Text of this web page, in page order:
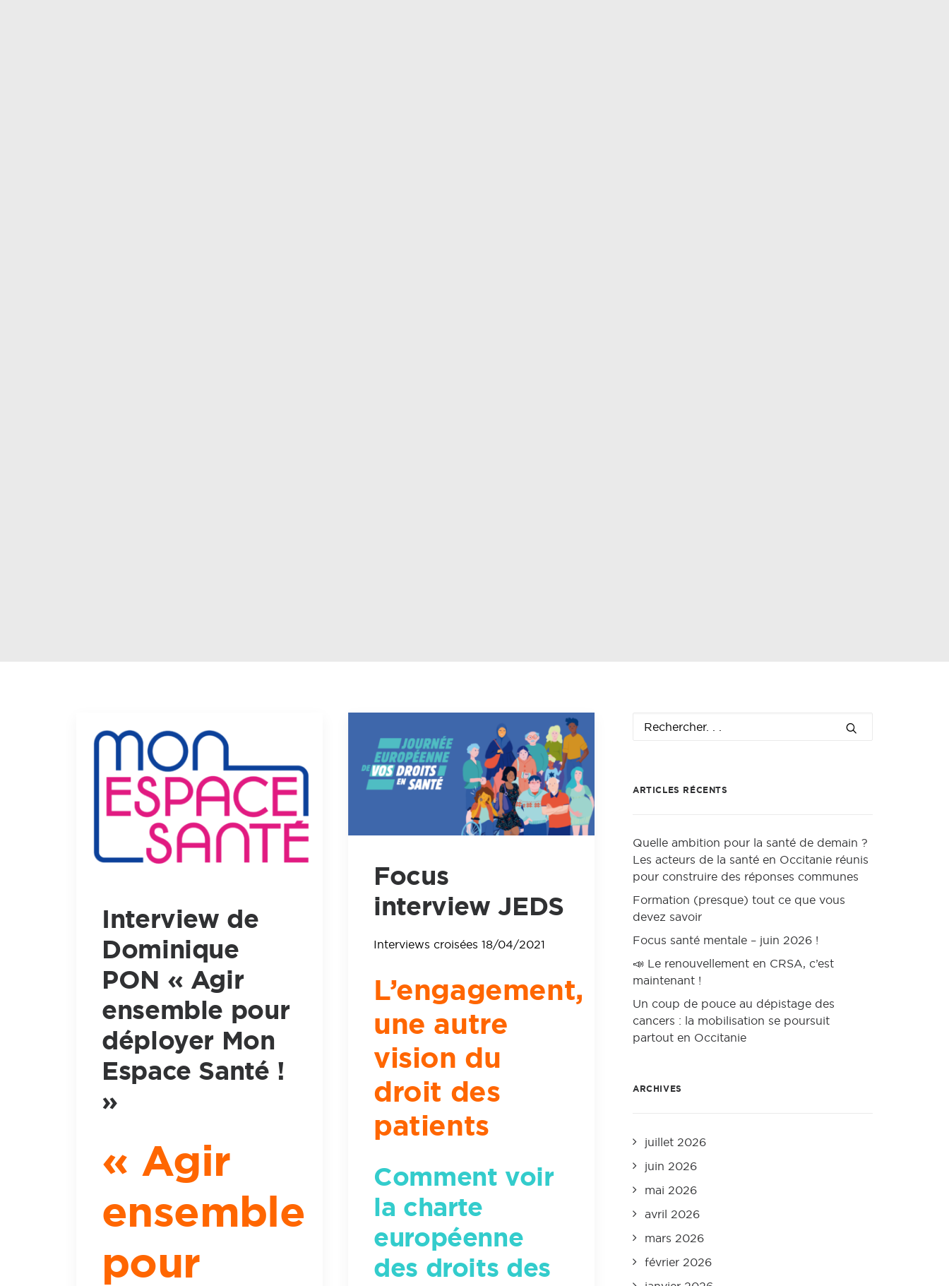
Interview de
Dominique
PON « Agir
ensemble pour
déployer Mon
Espace Santé !
»
« Agir
ensemble
pour
Focus
interview JEDS
Interviews croisées 18/04/2021
L’engagement,
une autre
vision du
droit des
patients
Comment voir
la charte
européenne
des droits des
ARTICLES RÉCENTS
Quelle ambition pour la santé de demain ?
Les acteurs de la santé en Occitanie réunis
pour construire des réponses communes
Formation (presque) tout ce que vous
devez savoir
Focus santé mentale – juin 2026 !
📣 Le renouvellement en CRSA, c’est
maintenant !
Un coup de pouce au dépistage des
cancers : la mobilisation se poursuit
partout en Occitanie
ARCHIVES
juillet 2026
juin 2026
mai 2026
avril 2026
mars 2026
février 2026